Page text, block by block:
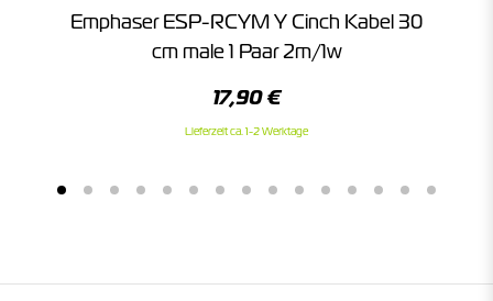
Emphaser ESP-RCYM Y Cinch Kabel 30
cm male 1 Paar 2m/1w
17,90 €
Lieferzeit ca. 1-2 Werktage